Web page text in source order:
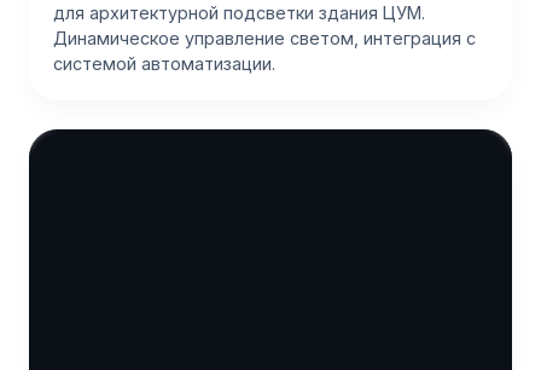
для архитектурной подсветки здания ЦУМ.
Динамическое управление светом, интеграция с
системой автоматизации.